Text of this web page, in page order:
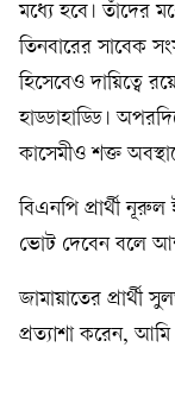
মধ্যে হবে। তাঁদের
তিনবারের সাবেক
হিসেবেও দায়িত্বে
হাড্ডাহাড্ডি।
কাসেমীও শক্ত
বিএনপি প্রার্থী
ভোট দেবেন বলে
জামায়াতের প্রার্থী
প্রত্যাশা করেন,